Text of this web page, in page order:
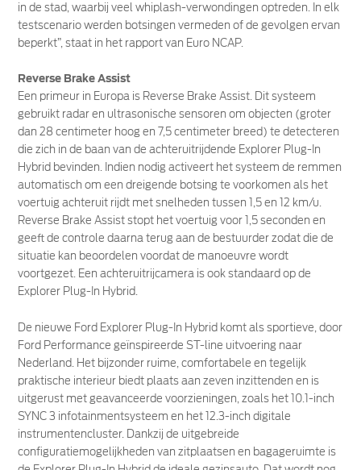
in de stad, waarbij veel whiplash-verwondingen optreden. In elk
testscenario werden botsingen vermeden of de gevolgen ervan
beperkt”, staat in het rapport van Euro NCAP.
Reverse Brake Assist
Een primeur in Europa is Reverse Brake Assist. Dit systeem
gebruikt radar en ultrasonische sensoren om objecten (groter
dan 28 centimeter hoog en 7,5 centimeter breed) te detecteren
die zich in de baan van de achteruitrijdende Explorer Plug-In
Hybrid bevinden. Indien nodig activeert het systeem de remmen
automatisch om een ​​dreigende botsing te voorkomen als het
voertuig achteruit rijdt met snelheden tussen 1,5 en 12 km/u.
Reverse Brake Assist stopt het voertuig voor 1,5 seconden en
geeft de controle daarna terug aan de bestuurder zodat die de
situatie kan beoordelen voordat de manoeuvre wordt
voortgezet. Een achteruitrijcamera is ook standaard op de
Explorer Plug-In Hybrid.
De nieuwe Ford Explorer Plug-In Hybrid komt als sportieve, door
Ford Performance geïnspireerde ST-line uitvoering naar
Nederland. Het bijzonder ruime, comfortabele en tegelijk
praktische interieur biedt plaats aan zeven inzittenden en is
uitgerust met geavanceerde voorzieningen, zoals het 10.1-inch
SYNC 3 infotainmentsysteem en het 12.3-inch digitale
instrumentencluster. Dankzij de uitgebreide
configuratiemogelijkheden van zitplaatsen en bagageruimte is